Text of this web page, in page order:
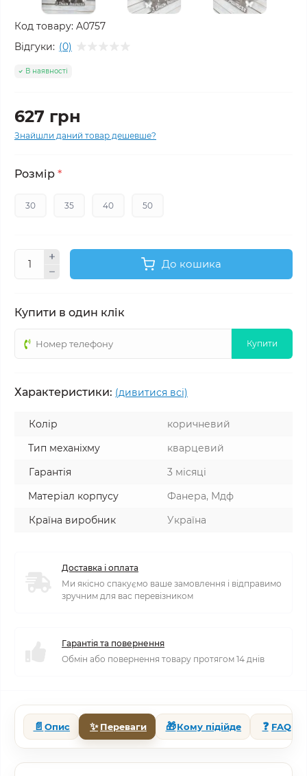
Код товару: A0757
Відгуки: (0)
В наявності
627 грн
Знайшли даний товар дешевше?
Розмір *
30 35 40 50
До кошика
Купити в один клік
Купити
Характеристики: (дивитися всі)
Колір
коричневий
Тип механіхму
кварцевий
Гарантія
3 місяці
Матеріал корпусу
Фанера, Мдф
Країна виробник
Україна
Доставка і оплата
Ми якісно спакуємо ваше замовлення і відправимо
зручним для вас перевізником
Гарантія та повернення
Обмін або повернення товару протягом 14 днів
📄 Опис ✨ Переваги 🎁Кому підійде ❓ FAQ